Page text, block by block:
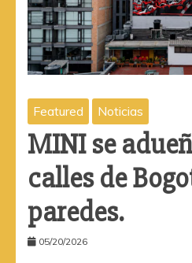
Featured Noticias
MINI se
calles de
paredes.
05/20/2026